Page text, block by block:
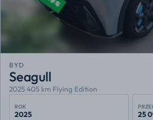
BYD
Seagull
2025 405 km Flying Edition
ROK
2025 25